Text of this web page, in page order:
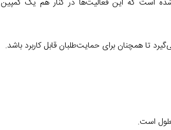
است که این فعالیت‌ها در کنار هم یک کمپین
تا همچنان برای حمایت‌طلبان قابل کاربرد باشد.
است.